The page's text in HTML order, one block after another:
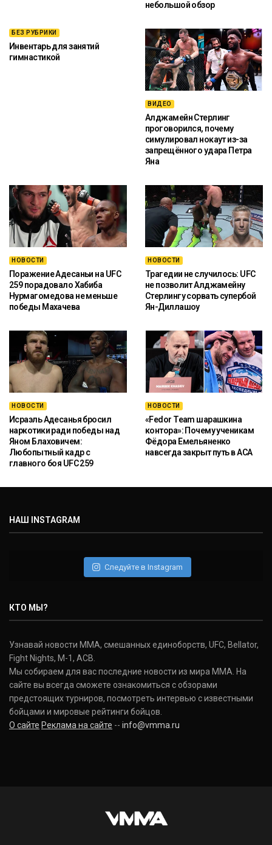
небольшой обзор
БЕЗ РУБРИКИ
Инвентарь для занятий
гимнастикой
ВИДЕО
Алджамейн Стерлинг
проговорился, почему
симулировал нокаут из-за
запрещённого удара Петра
Яна
НОВОСТИ
Поражение Адесаньи на UFC
259 порадовало Хабиба
Нурмагомедова не меньше
победы Махачева
НОВОСТИ
Трагедии не случилось: UFC
не позволит Алджамейну
Стерлингу сорвать супербой
Ян-Диллашоу
НОВОСТИ
Исраэль Адесанья бросил
наркотики ради победы над
Яном Блаховичем:
Любопытный кадр с
главного боя UFC 259
НОВОСТИ
«Fedor Team шарашкина
контора»: Почему ученикам
Фёдора Емельяненко
навсегда закрыт путь в ACA
НАШ INSTAGRAM
Следуйте в Instagram
КТО МЫ?
Узнавай новости ММА, смешанных единоборств, UFC, Bellator,
Fight Nights, M-1, ACB.
Мы собираем для вас последние новости из мира ММА. На
сайте вы всегда сможете ознакомиться с обзорами
предстоящих турниров, посмотреть интервью с известными
бойцами и мировые рейтинги бойцов.
О сайте Реклама на сайте -- info@vmma.ru